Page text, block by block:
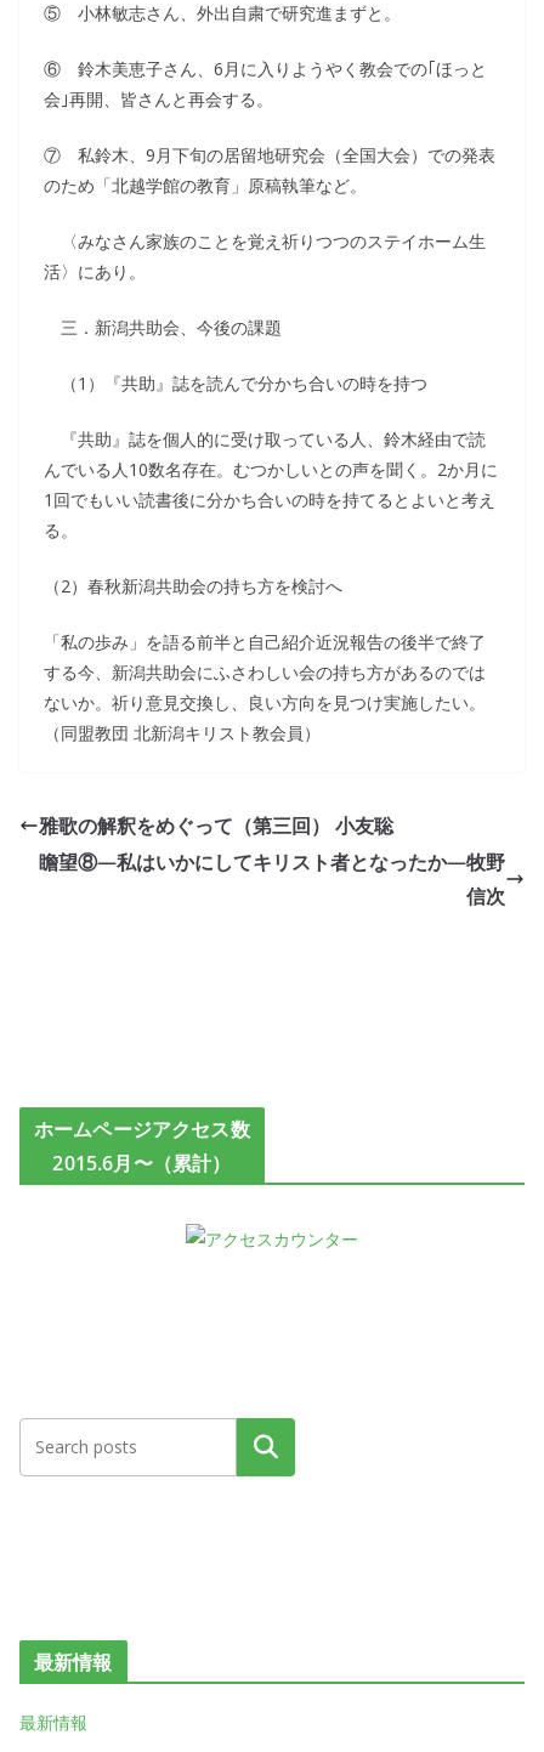
⑤ 小林敏志さん、外出自粛で研究進まずと。
⑥ 鈴木美恵子さん、6月に入りようやく教会での｢ほっと
会｣再開、皆さんと再会する。
⑦ 私鈴木、9月下旬の居留地研究会（全国大会）での発表
のため「北越学館の教育」原稿執筆など。
〈みなさん家族のことを覚え祈りつつのステイホーム生
活〉にあり。
三．新潟共助会、今後の課題
（1）『共助』誌を読んで分かち合いの時を持つ
『共助』誌を個人的に受け取っている人、鈴木経由で読
んでいる人10数名存在。むつかしいとの声を聞く。2か月に
1回でもいい読書後に分かち合いの時を持てるとよいと考え
る。
（2）春秋新潟共助会の持ち方を検討へ
「私の歩み」を語る前半と自己紹介近況報告の後半で終了
する今、新潟共助会にふさわしい会の持ち方があるのでは
ないか。祈り意見交換し、良い方向を見つけ実施したい。
（同盟教団 北新潟キリスト教会員）
雅歌の解釈をめぐって（第三回） 小友聡
瞻望⑧―私はいかにしてキリスト者となったか―牧野
信次
ホームページアクセス数
2015.6月〜（累計）
検索
最新情報
最新情報